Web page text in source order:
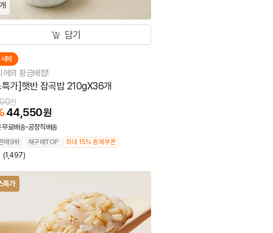
담기
페
에의 황금배합!
가]햇반 잡곡밥 210gX36개
44,550원
원
무료배송 공장직배송
매9위 재구매TOP 최대 15% 중복쿠폰
(1,497)
특가